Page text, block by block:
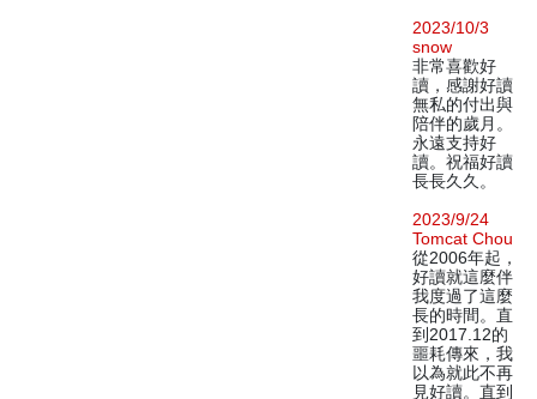
2023/10/3
snow
非常喜歡好
讀，感謝好讀
無私的付出與
陪伴的歲月。
永遠支持好
讀。祝福好讀
長長久久。
2023/9/24
Tomcat Chou
從2006年起，
好讀就這麼伴
我度過了這麼
長的時間。直
到2017.12的
噩耗傳來，我
以為就此不再
見好讀。直到